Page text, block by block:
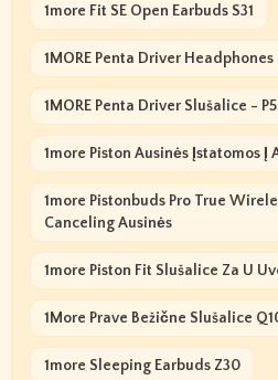
1more Fit SE Open Earbuds S31
1MORE Penta Driver Headphones
1MORE Penta Driver Slušalice -
1more Piston Ausinės Įstatomos Į
1more Pistonbuds Pro True
Canceling Ausinės
1more Piston Fit Slušalice Za U
1More Prave Bežične Slušalice
1more Sleeping Earbuds Z30